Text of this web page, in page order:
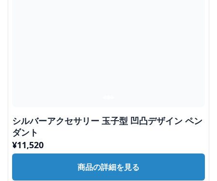
シルバーアクセサリー 玉子型 凹凸デザイン ペン
ダント
¥11,520
商品の詳細を見る